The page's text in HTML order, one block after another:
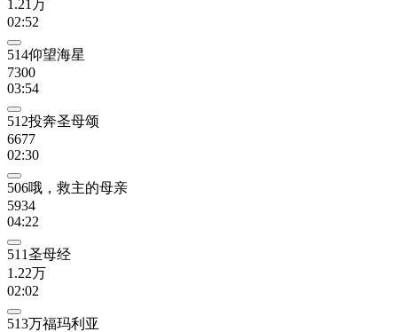
1.21万
02:52
514仰望海星
7300
03:54
512投奔圣母颂
6677
02:30
506哦，救主的母亲
5934
04:22
511圣母经
1.22万
02:02
513万福玛利亚